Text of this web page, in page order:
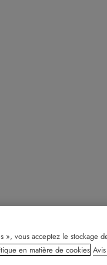
», vous acceptez le stockage
en matière de cookies